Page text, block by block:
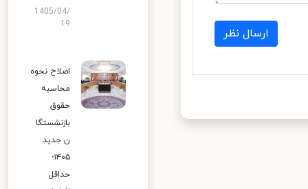
ارسال نظر
1405/04/
19
اصلاح نحوه
محاسبه
حقوق
بازنشستگا
ن جدید
۱۴۰۵؛
حداقل